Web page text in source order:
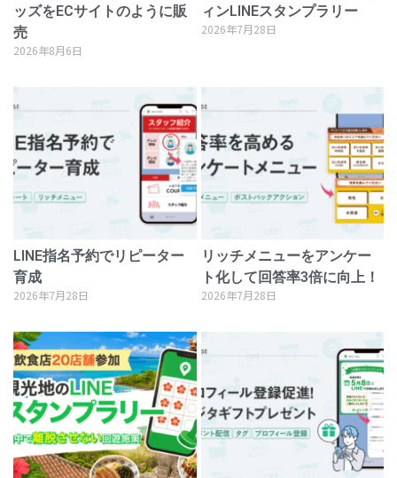
ッズをECサイトのように販
売
2026年8月6日
ィンLINEスタンプラリー
2026年7月28日
LINE指名予約でリピーター
育成
2026年7月28日
リッチメニューをアンケー
ト化して回答率3倍に向上！
2026年7月28日